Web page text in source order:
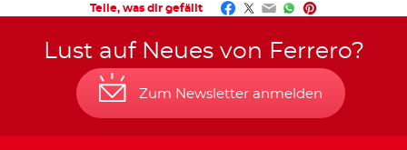
Teile, was dir gefällt Facebook
Twitter
EmailWhatsApp
Pinterest
Lust auf Neues von Ferrero?
Zum Newsletter anmelden